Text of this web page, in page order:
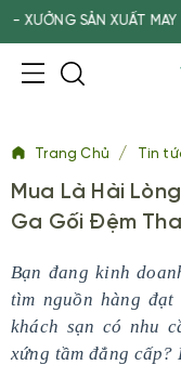
SẢN XUẤT MAY
Trang Chủ / Tin
Mua Là Hài
Ga Gối Đệm
Bạn đang kinh
tìm nguồn hàng
khách sạn có nhu
xứng tầm đẳng